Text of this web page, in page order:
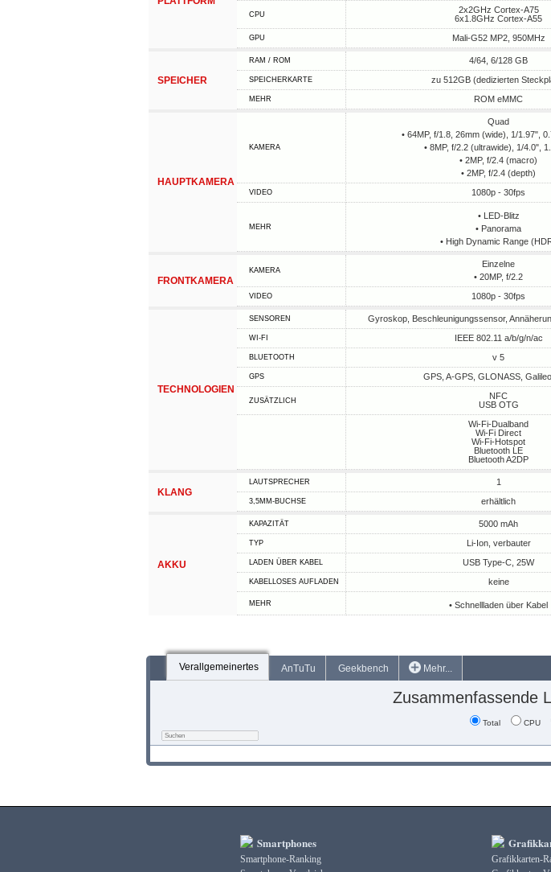
CPU
2x2GHz Cortex-A75
6x1.8GHz Cortex-A55
GPU Mali-G52 MP2, 950MHz
SPEICHER
RAM / ROM 4/64, 6/128 GB
SPEICHERKARTE zu 512GB (dedizierten
MEHR ROM eMMC
HAUPTKAMERA
KAMERA
Quad
• 64MP, f/1.8, 26mm (wide), 1/1.97",
• 8MP, f/2.2 (ultrawide), 1/4.0",
• 2MP, f/2.4 (macro)
• 2MP, f/2.4 (depth)
VIDEO 1080p - 30fps
MEHR
• LED-Blitz
• Panorama
• High Dynamic Range
FRONTKAMERA
KAMERA
Einzelne
• 20MP, f/2.2
VIDEO 1080p - 30fps
TECHNOLOGIEN
SENSOREN Gyroskop, Beschleunigungssensor,
WI-FI IEEE 802.11 a/b/g/n/ac
BLUETOOTH v 5
GPS GPS, A-GPS, GLONASS,
ZUSÄTZLICH
NFC
USB OTG
Wi-Fi-Dualband
Wi-Fi Direct
Wi-Fi-Hotspot
Bluetooth LE
Bluetooth A2DP
KLANG
LAUTSPRECHER 1
3,5MM-BUCHSE erhältlich
AKKU
KAPAZITÄT 5000 mAh
TYP Li-Ion, verbauter
LADEN ÜBER KABEL USB Type-C, 25W
KABELLOSES AUFLADEN keine
MEHR • Schnellladen über Kabel
Verallgemeinertes AnTuTu Geekbench Mehr...
Zusammenfassende
Total CPU
Smartphones
Smartphone-Ranking
Grafikkarten-